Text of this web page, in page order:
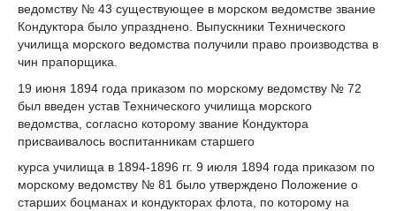
ведомству № 43 существующее в морском ведомстве звание
Кондуктора было упразднено. Выпускники Технического
училища морского ведомства получили право производства в
чин прапорщика.
19 июня 1894 года приказом по морскому ведомству № 72
был введен устав Технического училища морского
ведомства, согласно которому звание Кондуктора
присваивалось воспитанникам старшего
курса училища в 1894-1896 гг. 9 июля 1894 года приказом по
морскому ведомству № 81 было утверждено Положение о
старших боцманах и кондукторах флота, по которому на